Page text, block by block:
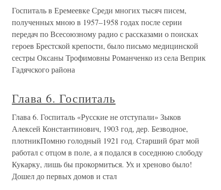
Госпиталь в Еремеевке Среди многих тысяч писем,
полученных мною в 1957–1958 годах после серии
передач по Всесоюзному радио с рассказами о поисках
героев Брестской крепости, было письмо медицинской
сестры Оксаны Трофимовны Романченко из села Веприк
Гадячского района
Глава 6. Госпиталь
Глава 6. Госпиталь «Русские не отступали» Зыков
Алексей Константинович, 1903 год, дер. Безводное,
плотникПомню голодный 1921 год. Старший брат мой
работал с отцом в поле, а я подался в соседнюю слободу
Кукарку, лишь бы прокормиться. Ух и хреново было!
Дошел до первых домов и стал